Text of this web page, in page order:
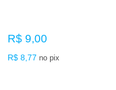
R$ 9,00
R$ 8,77 no pix